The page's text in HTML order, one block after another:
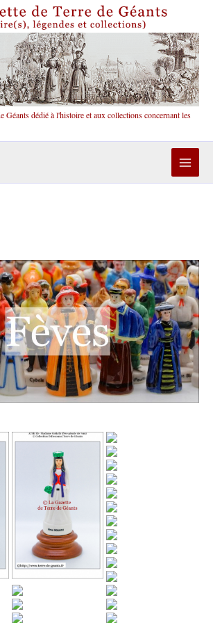
Géants dédié à l'histoire et aux collections concernant les